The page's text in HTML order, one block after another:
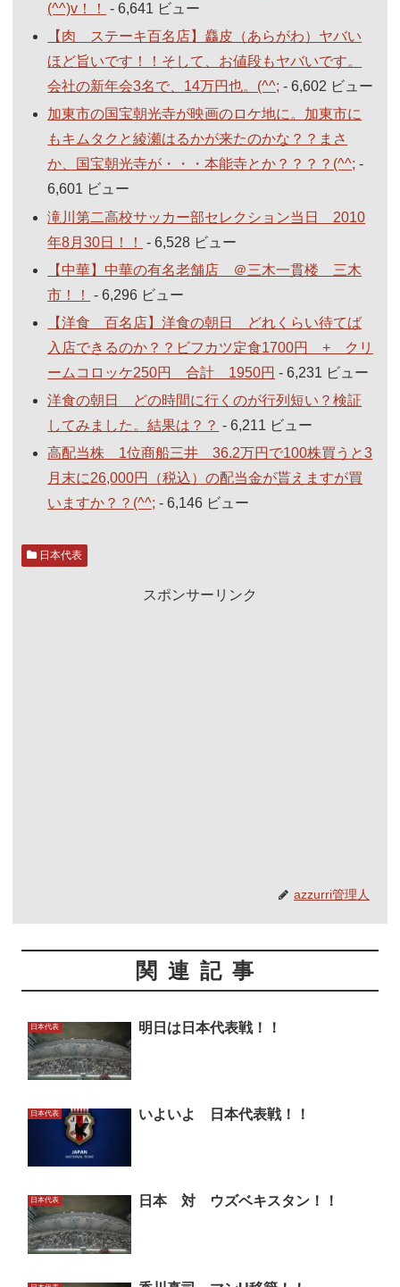
(^^)v！！
- 6,641 ビュー
【肉 ステーキ百名店】麤皮（あらがわ）ヤバい
ほど旨いです！！そして、お値段もヤバいです。
会社の新年会3名で、14万円也。(^^; - 6,602 ビュー
加東市の国宝朝光寺が映画のロケ地に。加東市に
もキムタクと綾瀬はるかが来たのかな？？まさ
か、国宝朝光寺が・・・本能寺とか？？？？(^^; -
6,601 ビュー
滝川第二高校サッカー部セレクション当日 2010
年8月30日！！
- 6,528 ビュー
【中華】中華の有名老舗店 ＠三木一貫楼 三木
市！！
- 6,296 ビュー
【洋食 百名店】洋食の朝日 どれくらい待てば
入店できるのか？？ビフカツ定食1700円 + クリ
ームコロッケ250円 合計 1950円 - 6,231 ビュー
洋食の朝日 どの時間に行くのが行列短い？検証
してみました。結果は？？ - 6,211 ビュー
高配当株 1位商船三井 36.2万円で100株買うと3
月末に26,000円（税込）の配当金が貰えますが買
いますか？？(^^; - 6,146 ビュー
日本代表
スポンサーリンク
azzurri管理人
関連記事
日本代表 明日は日本代表戦！！
日本代表 いよいよ 日本代表戦！！
日本代表 日本 対 ウズベキスタン！！